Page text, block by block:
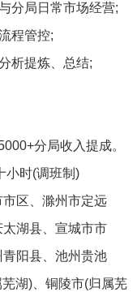
分局日常市场经营;
程管控;
析提炼、总结;
分局收入提成。
小时(调班制)
区、滁州市定远
湖县、宣城市市
阳县、池州贵池
湖)、铜陵市(归属芜